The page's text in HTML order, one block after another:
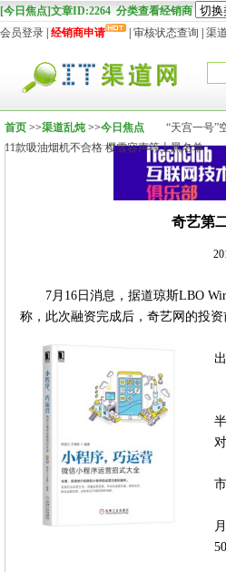
[今日焦点]文章ID:2264 分类查看经销商
会员登录 经销商申请 审核状态查询 渠
首页 >>渠道乱炖>>今日焦点 “天宫一号”
11款吸油烟机不合格 樱雪容声等上黑名单
奇艺第
7月16日消息，据道琼斯LBO
称，此次融资完成后，奇艺网的投资